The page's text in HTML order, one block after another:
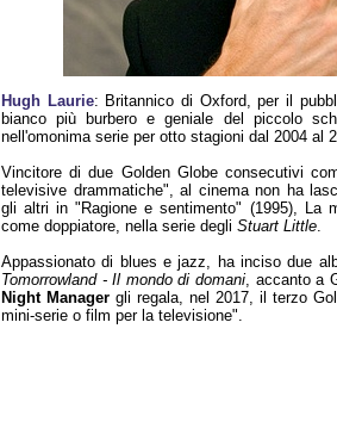
Hugh Laurie: Britannico di Oxford, per il
bianco più burbero e geniale del piccolo
nell'omonima serie per otto stagioni dal 2004 al
Vincitore di due Golden Globe consecutivi
televisive drammatiche", al cinema non ha
gli altri in "Ragione e sentimento" (1995), La
come doppiatore, nella serie degli Stuart Little.
Appassionato di blues e jazz, ha inciso due
Tomorrowland - Il mondo di domani, accanto a
Night Managergli regala, nel 2017, il terzo
mini-serie o film per la televisione".